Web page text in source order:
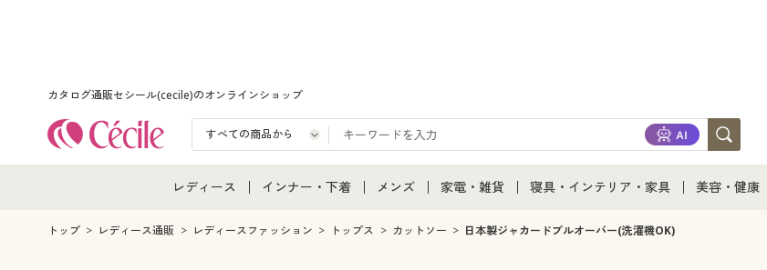
カタログ通販セシール(cecile)のオンラインショップ
レディース
レディース通販すべて
インナー・下着
インナー・下着通販すべて
メンズ
メンズ通販すべて
家電・雑貨
家電・雑貨すべて
寝具・インテリア・家具
寝具・インテリア・家具通販すべて
美容・健康
トップ レディース通販 レディースファッション トップス カットソー 日本製ジャカードプルオーバー(洗濯機OK)